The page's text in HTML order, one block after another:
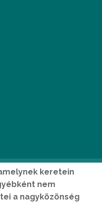
örvendő
keretein
nem
a nagyközönség